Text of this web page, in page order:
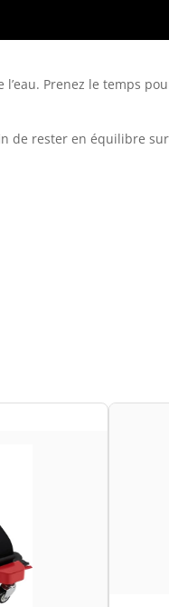
Prenez le temps
de rester en équilibre